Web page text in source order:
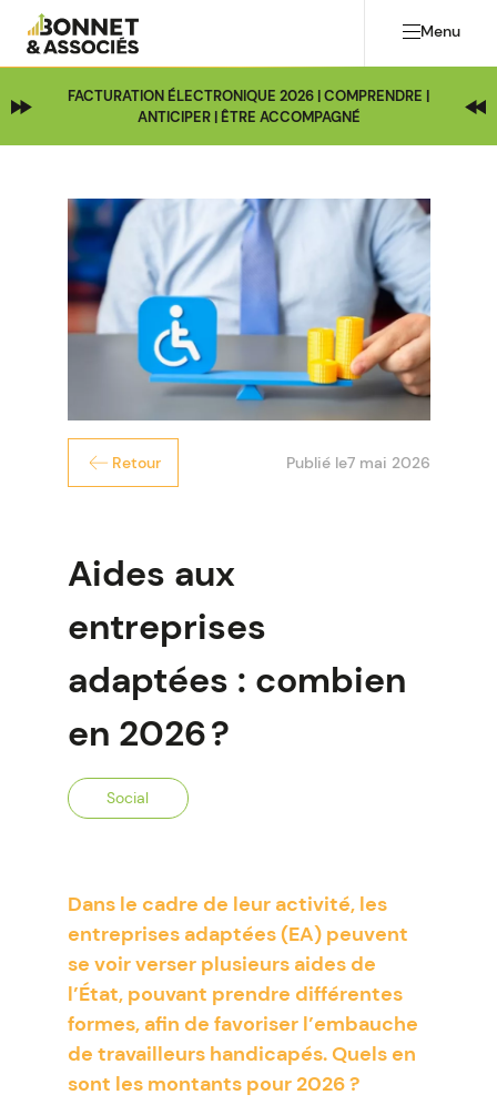
Menu
FACTURATION ÉLECTRONIQUE 2026 | COMPRENDRE |
ANTICIPER | ÊTRE ACCOMPAGNÉ
Retour Publié le7 mai 2026
Aides aux
entreprises
adaptées : combien
en 2026 ?
Social
Dans le cadre de leur activité, les
entreprises adaptées (EA) peuvent
se voir verser plusieurs aides de
l’État, pouvant prendre différentes
formes, afin de favoriser l’embauche
de travailleurs handicapés. Quels en
sont les montants pour 2026 ?